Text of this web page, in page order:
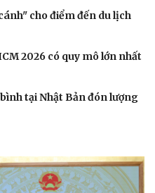
Thời trang
cho điểm đến du lịch
2026 có quy mô lớn nhất
tại Nhật Bản đón lượng